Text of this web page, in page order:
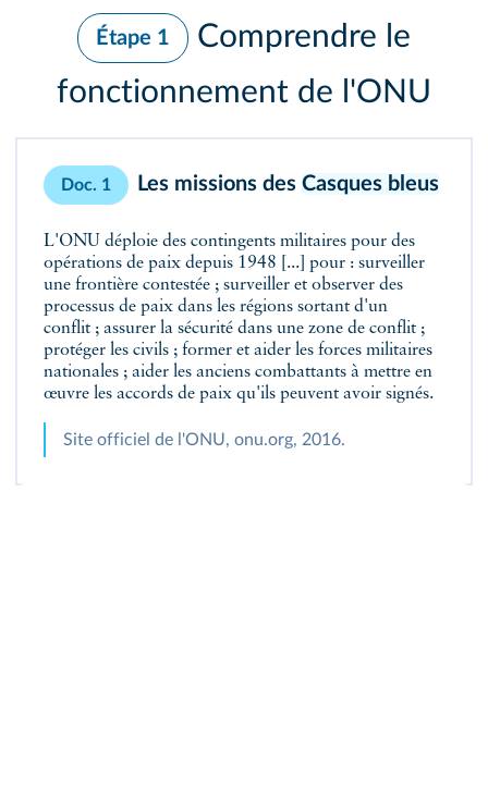
Étape 1
Comprendre le
fonctionnement de l'ONU
Doc. 1 Les missions des Casques bleus
L'ONU déploie des contingents militaires pour des
opérations de paix depuis 1948 [...] pour : surveiller
une frontière contestée ; surveiller et observer des
processus de paix dans les régions sortant d'un
conflit ; assurer la sécurité dans une zone de conflit ;
protéger les civils ; former et aider les forces militaires
nationales ; aider les anciens combattants à mettre en
œuvre les accords de paix qu'ils peuvent avoir signés.
Site officiel de l'ONU, onu.org, 2016.